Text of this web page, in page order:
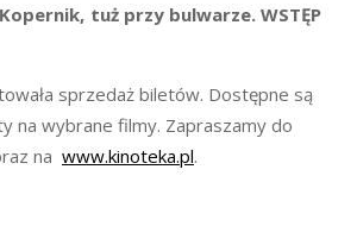
tuż przy bulwarze. WSTĘP
sprzedaż biletów. Dostępne są
na wybrane filmy. Zapraszamy do
na www.kinoteka.pl.